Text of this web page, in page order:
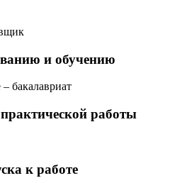
и обучению
бакалавриат
работы
к работе